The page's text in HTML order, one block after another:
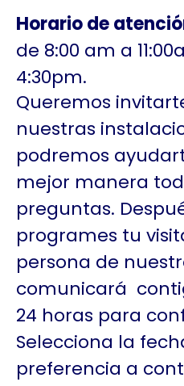
Horario de
de 8:00 am a
4:30pm.
Queremos
nuestras
podremos
mejor manera
preguntas.
programes tu
persona de
comunicará
24 horas para
Selecciona la
preferencia a